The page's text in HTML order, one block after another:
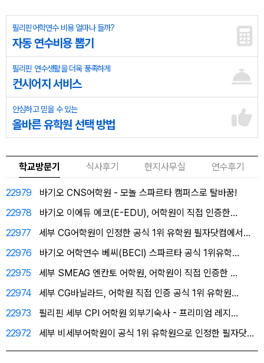
필리핀어학연수 비용 얼마나 들까?
자동 연수비용 뽑기
필리핀 연수생활을 더욱 풍족하게
컨시어지 서비스
안심하고 믿을 수 있는
올바른 유학원 선택 방법
학교방문기 식사후기 현지사무실 연수후기
22979
바기오 CNS어학원 - 모놀 스파르타 캠퍼스로 탈바꿈!
22978
바기오 이에듀 에코(E-EDU), 어학원이 직접 인증한…
22977
세부 CG어학원이 인정한 공식 1위 유학원 필자닷컴에서…
22976
바기오 어학연수 베씨(BECI) 스파르타 공식 1위유학…
22975
세부 SMEAG 엔칸토 어학원, 어학원이 직접 인증한 …
22974
세부 CG바닐라드, 어학원 직접 인증 공식 1위 유학원…
22973
필리핀 세부 CPI 어학원 외부기숙사 - 프리미엄 레지…
22972
세부 비세부어학원이 공식 1위 유학원으로 인정한 필자닷…